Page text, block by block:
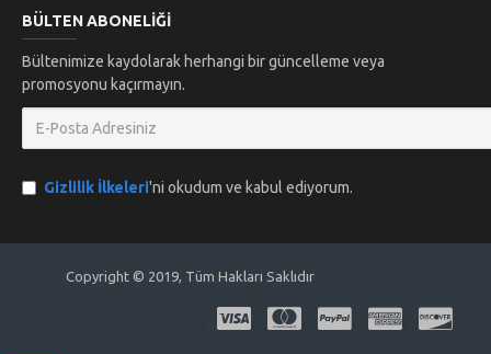
BÜLTEN ABONELIĞI
Bültenimize kaydolarak herhangi bir güncelleme veya
promosyonu kaçırmayın.
Gizlilik İlkeleri'ni okudum ve kabul ediyorum.
Copyright © 2019, Tüm Hakları Saklıdır